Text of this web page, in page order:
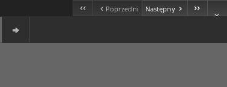
Poprzedni Następny